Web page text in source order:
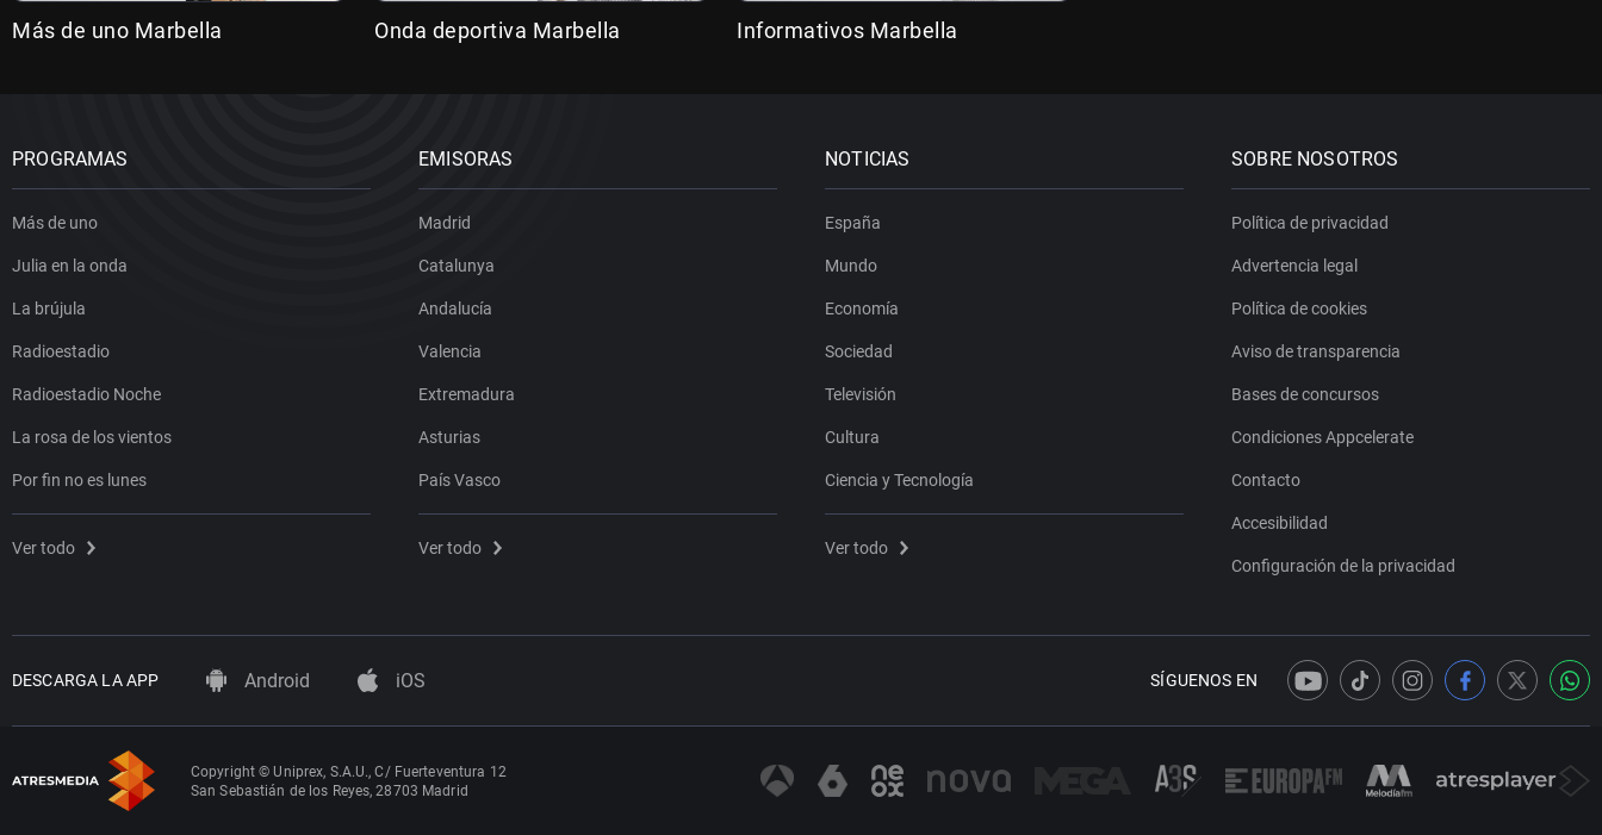
Más de uno Marbella Onda deportiva Marbella Informativos Marbella
PROGRAMAS
Más de uno
Julia en la onda
La brújula
Radioestadio
Radioestadio Noche
La rosa de los vientos
Por fin no es lunes
Ver todo
EMISORAS
Madrid
Catalunya
Andalucía
Valencia
Extremadura
Asturias
País Vasco
Ver todo
NOTICIAS
España
Mundo
Economía
Sociedad
Televisión
Cultura
Ciencia y Tecnología
Ver todo
SOBRE NOSOTROS
Política de privacidad
Advertencia legal
Política de cookies
Aviso de transparencia
Bases de concursos
Condiciones Appcelerate
Contacto
Accesibilidad
Configuración de la privacidad
DESCARGA LA APP Android iOS SÍGUENOS EN
Copyright © Uniprex, S.A.U., C/ Fuerteventura 12
San Sebastián de los Reyes, 28703 Madrid